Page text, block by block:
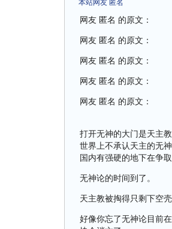
本站网友 匿名
网友 匿名 的原文：
网友 匿名 的原文：
网友 匿名 的原文：
网友 匿名 的原文：
网友 匿名 的原文：
打开无神的大门是天主
世界上不承认天主的无
国内有强硬的地下在争
无神论的时间到了。
天主教被掏得只剩下空壳
好像你忘了无神论目前